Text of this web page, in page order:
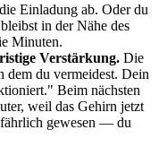
Einladung ab. Oder du
in der Nähe des
Minuten.
Verstärkung. Die
dem du vermeidest. Dein
Beim nächsten
weil das Gehirn jetzt
gewesen — du